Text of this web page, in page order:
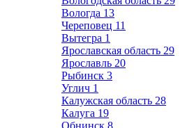
Вологда 13
Череповец 11
Вытегра 1
Ярославская область 29
Ярославль 20
Рыбинск 3
Углич 1
Калужская область 28
Калуга 19
Обнинск 8